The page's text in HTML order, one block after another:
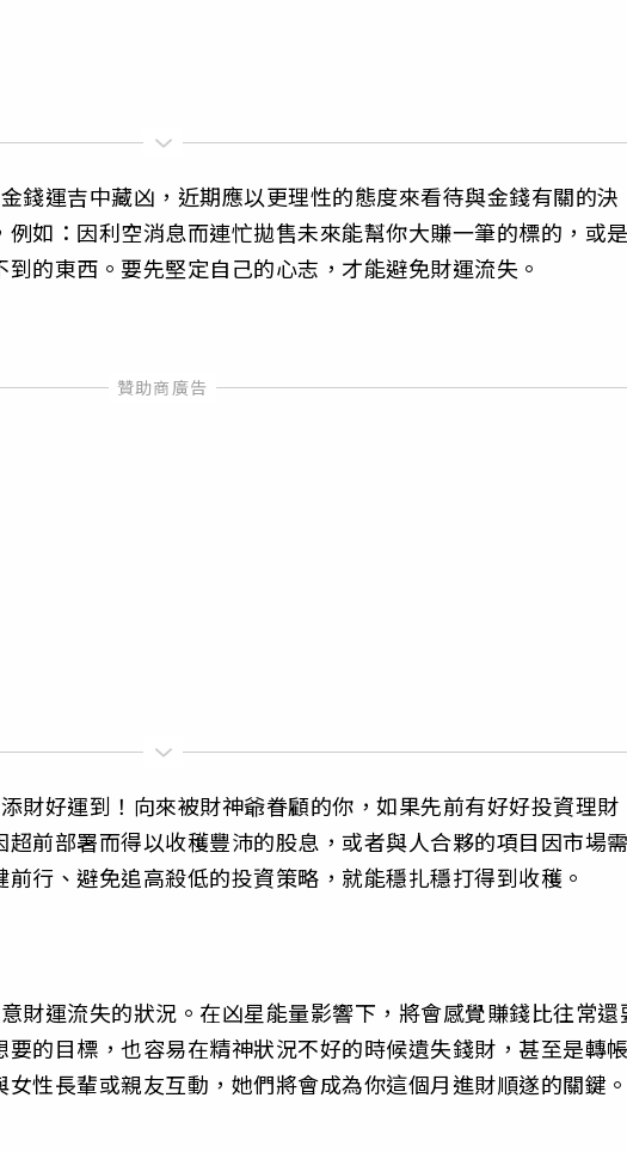
錢運吉中藏凶，近期應以更理性的態度來看待與金錢有關的決
如：因利空消息而連忙拋售未來能幫你大賺一筆的標的，或
的東西。要先堅定自己的心志，才能避免財運流失。
財好運到！向來被財神爺眷顧的你，如果先前有好好投資理財
前部署而得以收穫豐沛的股息，或者與人合夥的項目因市場
行、避免追高殺低的投資策略，就能穩扎穩打得到收穫。
財運流失的狀況。在凶星能量影響下，將會感覺賺錢比往常還
的目標，也容易在精神狀況不好的時候遺失錢財，甚至是轉
性長輩或親友互動，她們將會成為你這個月進財順遂的關鍵